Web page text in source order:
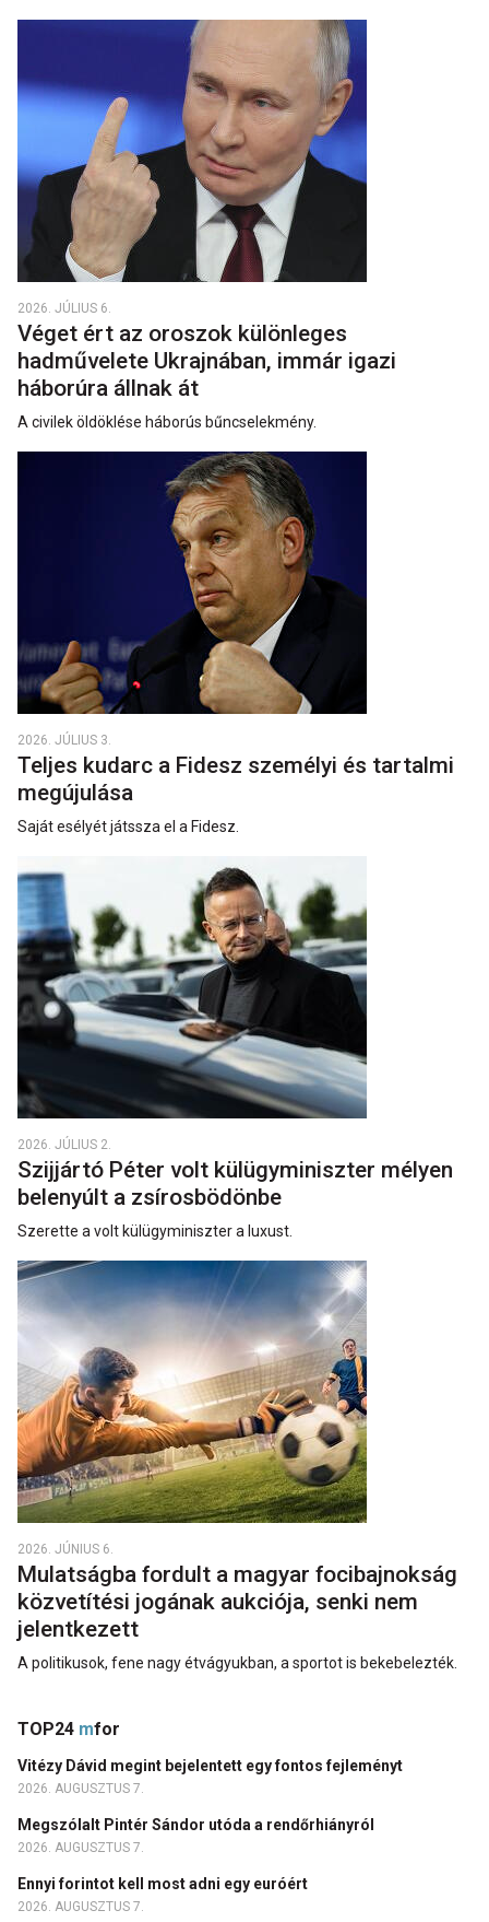
2026. JÚLIUS 6.
Véget ért az oroszok különleges
hadművelete Ukrajnában, immár igazi
háborúra állnak át
A civilek öldöklése háborús bűncselekmény.
2026. JÚLIUS 3.
Teljes kudarc a Fidesz személyi és tartalmi
megújulása
Saját esélyét játssza el a Fidesz.
2026. JÚLIUS 2.
Szijjártó Péter volt külügyminiszter mélyen
belenyúlt a zsírosbödönbe
Szerette a volt külügyminiszter a luxust.
2026. JÚNIUS 6.
Mulatságba fordult a magyar focibajnokság
közvetítési jogának aukciója, senki nem
jelentkezett
A politikusok, fene nagy étvágyukban, a sportot is bekebelezték.
TOP24 mfor
Vitézy Dávid megint bejelentett egy fontos fejleményt
2026. AUGUSZTUS 7.
Megszólalt Pintér Sándor utóda a rendőrhiányról
2026. AUGUSZTUS 7.
Ennyi forintot kell most adni egy euróért
2026. AUGUSZTUS 7.